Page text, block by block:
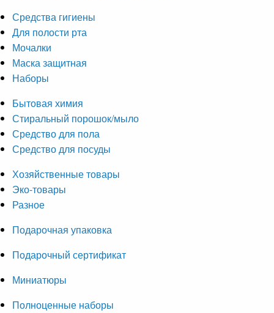
Средства гигиены
Для полости рта
Мочалки
Маска защитная
Наборы
Бытовая химия
Стиральный порошок/мыло
Средство для пола
Средство для посуды
Хозяйственные товары
Эко-товары
Разное
Подарочная упаковка
Подарочный сертификат
Миниатюры
Полноценные наборы